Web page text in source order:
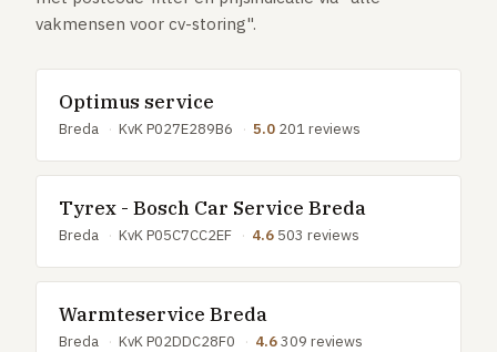
Elektra uitbreiden
Volledig overzicht — alle 23 klussen & prijsranges →
23 klussen · publieke ranking
Tools
GRATIS TOOLS
Eerlijke-prijs-checker
Subsidie-checker
vakmensen voor cv-storing".
Optimus service
Breda · KvK P027E289B6 · 5.0 201 reviews
Tyrex - Bosch Car Service Breda
Breda · KvK P05C7CC2EF · 4.6 503 reviews
Warmteservice Breda
Breda · KvK P02DDC28F0 · 4.6309 reviews